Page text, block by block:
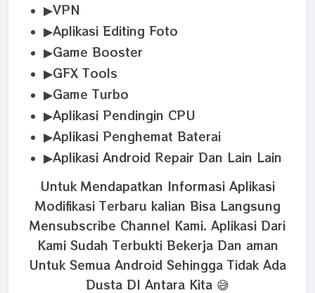
▶VPN
▶Aplikasi Editing Foto
▶Game Booster
▶GFX Tools
▶Game Turbo
▶Aplikasi Pendingin CPU
▶Aplikasi Penghemat Baterai
▶Aplikasi Android Repair Dan Lain Lain
Untuk Mendapatkan Informasi Aplikasi
Modifikasi Terbaru kalian Bisa Langsung
Mensubscribe Channel Kami. Aplikasi Dari
Kami Sudah Terbukti Bekerja Dan aman
Untuk Semua Android Sehingga Tidak Ada
Dusta DI Antara Kita 😅